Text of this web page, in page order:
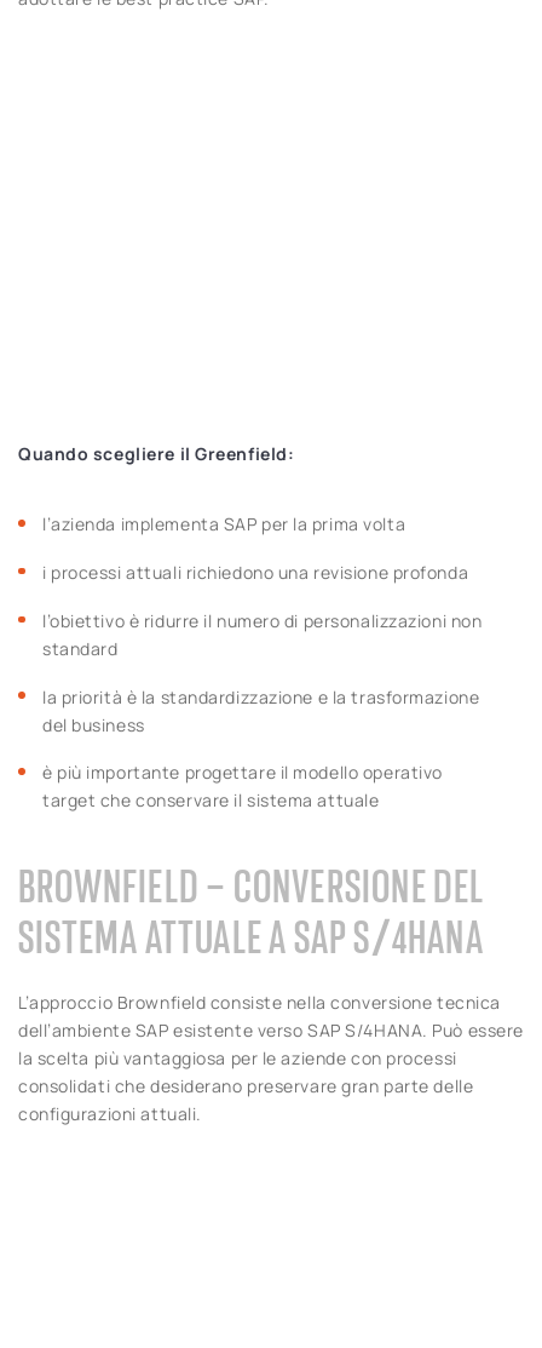
Quando scegliere il Greenfield:
l’azienda implementa SAP per la prima volta
i processi attuali richiedono una revisione profonda
l’obiettivo è ridurre il numero di personalizzazioni non
standard
la priorità è la standardizzazione e la trasformazione
del business
è più importante progettare il modello operativo
target che conservare il sistema attuale
BROWNFIELD – CONVERSIONE DEL
SISTEMA ATTUALE A SAP S/4HANA
L’approccio Brownfield consiste nella conversione tecnica
dell’ambiente SAP esistente verso SAP S/4HANA. Può essere
la scelta più vantaggiosa per le aziende con processi
consolidati che desiderano preservare gran parte delle
configurazioni attuali.